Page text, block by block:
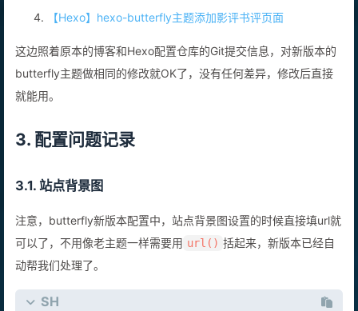
【Hexo】hexo-butterfly主题添加影评书评页面
这边照着原本的博客和Hexo配置仓库的Git提交信息，对新版本的
butterfly主题做相同的修改就OK了，没有任何差异，修改后直接
就能用。
3. 配置问题记录
3.1. 站点背景图
注意，butterfly新版本配置中，站点背景图设置的时候直接填url就
可以了，不用像老主题一样需要用 url() ​括起来，新版本已经自
动帮我们处理了。
SH